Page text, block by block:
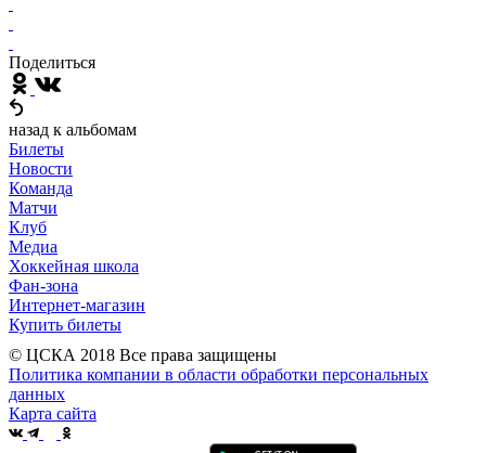
Поделиться
назад к альбомам
Билеты
Новости
Команда
Матчи
Клуб
Медиа
Хоккейная школа
Фан-зона
Интернет-магазин
Купить билеты
© ЦСКА 2018 Все права защищены
Политика компании в области обработки персональных
данных
Карта сайта